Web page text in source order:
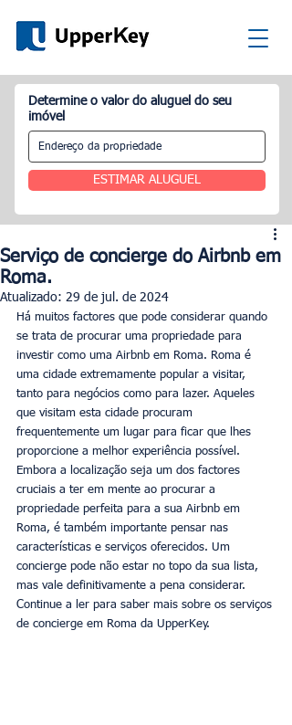
Determine o valor do aluguel do seu
imóvel
ESTIMAR ALUGUEL
Serviço de concierge do Airbnb em
Roma.
Atualizado: 29 de jul. de 2024
Há muitos factores que pode considerar quando
se trata de procurar uma propriedade para
investir como uma Airbnb em Roma. Roma é
uma cidade extremamente popular a visitar,
tanto para negócios como para lazer. Aqueles
que visitam esta cidade procuram
frequentemente um lugar para ficar que lhes
proporcione a melhor experiência possível.
Embora a localização seja um dos factores
cruciais a ter em mente ao procurar a
propriedade perfeita para a sua Airbnb em
Roma, é também importante pensar nas
características e serviços oferecidos. Um
concierge pode não estar no topo da sua lista,
mas vale definitivamente a pena considerar.
Continue a ler para saber mais sobre os serviços
de concierge em Roma da UpperKey.